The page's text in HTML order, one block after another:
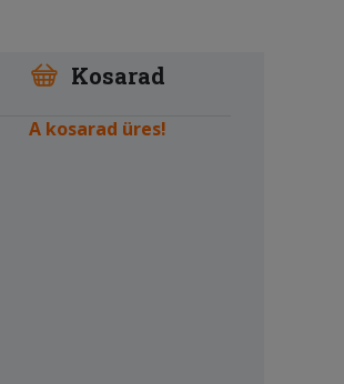
Kosarad
A kosarad üres!